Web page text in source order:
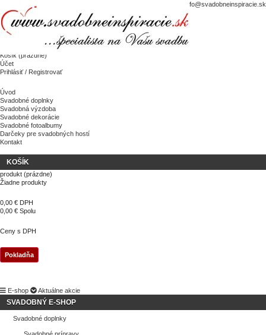
info@svadobneinspiracie.sk
Mapa stránky
Košík (prázdne)
Účet
Prihlásiť / Registrovať
Úvod
Svadobné doplnky
Svadobná výzdoba
Svadobné dekorácie
Svadobné fotoalbumy
Darčeky pre svadobných hostí
Kontakt
KOŠÍK
produkt (prázdne)
Žiadne produkty
0,00 € DPH
0,00 € Spolu
Ceny s DPH
Pokladňa
E-shop Aktuálne akcie
SVADOBNÝ E-SHOP
Svadobné doplnky